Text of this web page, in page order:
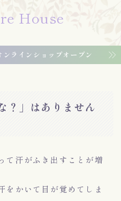
House
ラインショップオープン
？」はありません
て汗がふき出すことが増
をかいて目が覚めてしま